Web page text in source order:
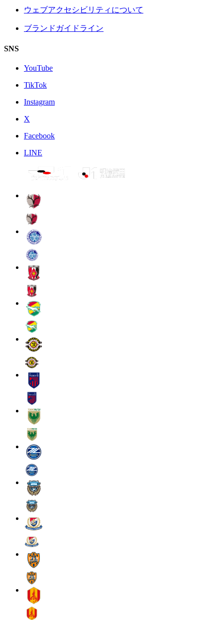
ウェブアクセシビリティについて
ブランドガイドライン
SNS
YouTube
TikTok
Instagram
X
Facebook
LINE